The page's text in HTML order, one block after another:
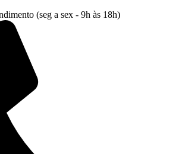
(seg a sex - 9h às 18h)